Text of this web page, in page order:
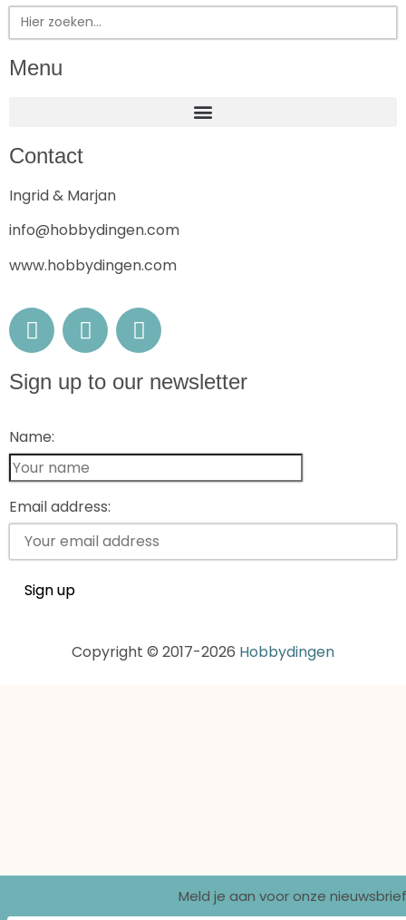
Zoek
naar:
Menu
Contact
Ingrid & Marjan
info@hobbydingen.com
www.hobbydingen.com
Sign up to our newsletter
Name:
Email address:
Copyright © 2017-2026 Hobbydingen
Meld je aan voor onze